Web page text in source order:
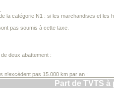
la catégorie N1 : si les marchandises et les
pas soumis à cette taxe.
deux abattement :
n'excèdent pas 15.000 km par an :
Part de TVTS à